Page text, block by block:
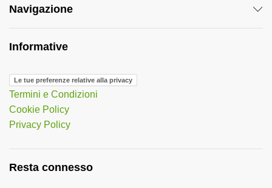
Navigazione
Informative
Le tue preferenze relative alla privacy
Termini e Condizioni
Cookie Policy
Privacy Policy
Resta connesso